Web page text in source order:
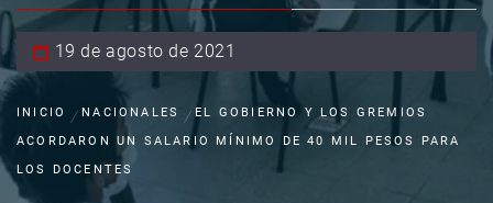
19 de agosto de 2021
INICIO NACIONALES
EL GOBIERNO Y LOS GREMIOS
ACORDARON UN SALARIO MÍNIMO DE 40 MIL PESOS PARA
LOS DOCENTES